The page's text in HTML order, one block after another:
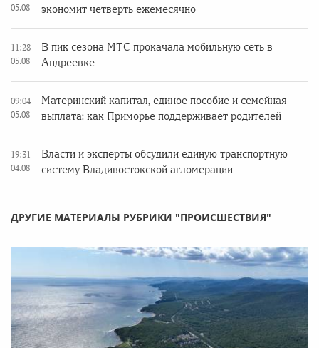
05.08
экономит четверть ежемесячно
11:28
05.08
В пик сезона МТС прокачала мобильную сеть в
Андреевке
09:04
05.08
Материнский капитал, единое пособие и семейная
выплата: как Приморье поддерживает родителей
19:31
04.08
Власти и эксперты обсудили единую транспортную
систему Владивостокской агломерации
ДРУГИЕ МАТЕРИАЛЫ РУБРИКИ "ПРОИСШЕСТВИЯ"